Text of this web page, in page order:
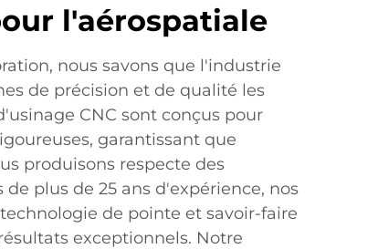
l'aérospatiale
nous savons que l'industrie
de précision et de qualité les
CNC sont conçus pour
garantissant que
produisons respecte des
plus de 25 ans d'expérience, nos
de pointe et savoir-faire
exceptionnels. Notre